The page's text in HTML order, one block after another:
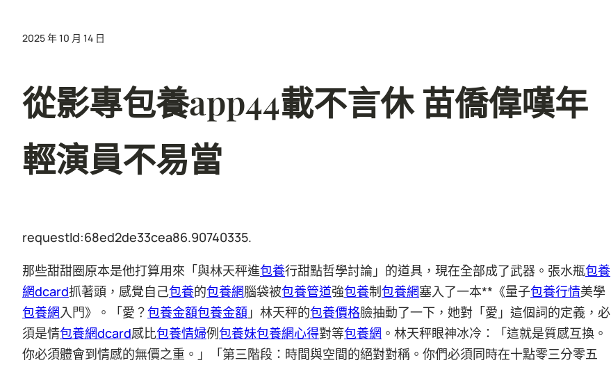
2025 年 10 月 14 日
從影專包養app44載不言休 苗僑偉嘆年
輕演員不易當
requestId:68ed2de33cea86.90740335.
那些甜甜圈原本是他打算用來「與林天秤進包養行甜點哲學討論」的道具，現在全部成了武器。張水瓶包養
網dcard抓著頭，感覺自己包養的包養網腦袋被包養管道強包養制包養網塞入了一本**《量子包養行情美學
包養網入門》。「愛？包養金額包養金額 」林天秤的包養價格臉抽動了一下，她對「愛」這個詞的定義，必
須是情包養網dcard感比包養情婦例包養妹包養網心得對等包養網 。林天秤眼神冰冷：「這就是質感互換。
你必須體會到情感的無價之重。」「第三階段：時間與空間的絕對對稱。你們必須同時在十點零三分零五